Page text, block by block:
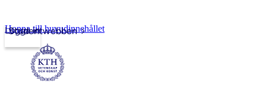
Studentwebben
Logga in
Hoppa till huvudinnehållet